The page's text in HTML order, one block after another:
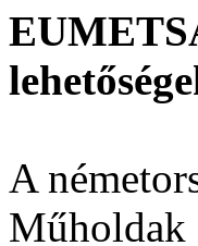
A
Műholdak